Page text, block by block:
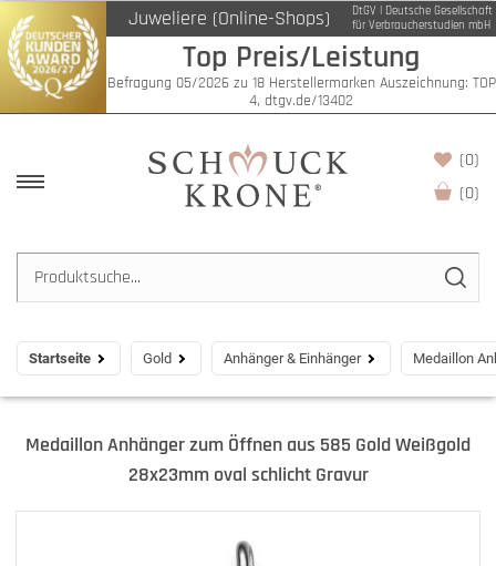
Juweliere (Online-Shops)
DtGV | Deutsche Gesellschaft
für Verbraucherstudien mbH
Top Preis/Leistung
Befragung 05/2026 zu 18 Herstellermarken Auszeichnung: TOP
4, dtgv.de/13402
(0)
(0)
Startseite Gold Anhänger & Einhänger Medaillon
Medaillon Anhänger zum Öffnen aus 585 Gold Weißgold
28x23mm oval schlicht Gravur